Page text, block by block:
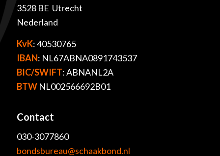
3528 BE Utrecht
Nederland
KvK: 40530765
IBAN: NL67ABNA0891743537
BIC/SWIFT: ABNANL2A
BTWNL002566692B01
Contact
030-3077860
bondsbureau@schaakbond.nl